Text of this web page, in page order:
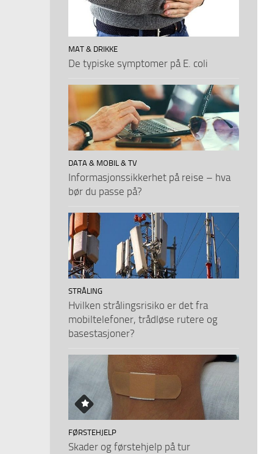
MAT & DRIKKE
De typiske symptomer på E. coli
DATA & MOBIL & TV
Informasjonssikkerhet på reise – hva
bør du passe på?
STRÅLING
Hvilken strålingsrisiko er det fra
mobiltelefoner, trådløse rutere og
basestasjoner?
FØRSTEHJELP
Skader og førstehjelp på tur